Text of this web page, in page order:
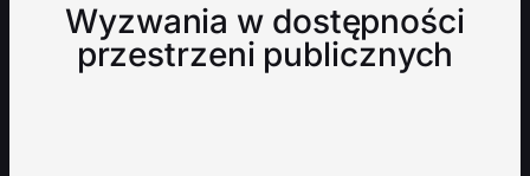
Wyzwania w dostępności
przestrzeni publicznych